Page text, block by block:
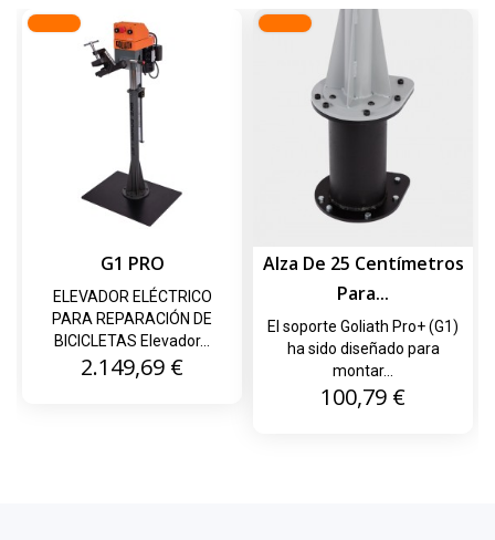
G1 PRO
ELEVADOR ELÉCTRICO
PARA REPARACIÓN DE
BICICLETAS Elevador...
Precio
2.149,69 €
Alza De 25 Centímetros
Para...
El soporte Goliath Pro+ (G1)
ha sido diseñado para
montar...
Precio
100,79 €